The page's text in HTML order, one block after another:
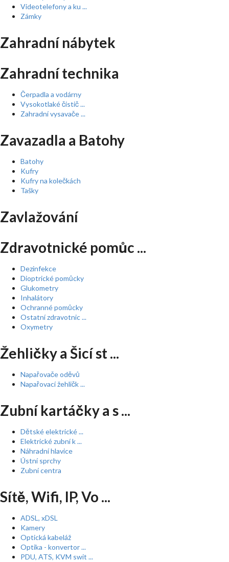
Videotelefony a ku ...
Zámky
Zahradní nábytek
Zahradní technika
Čerpadla a vodárny
Vysokotlaké čistič ...
Zahradní vysavače ...
Zavazadla a Batohy
Batohy
Kufry
Kufry na kolečkách
Tašky
Zavlažování
Zdravotnické pomůc ...
Dezinfekce
Dioptrické pomůcky
Glukometry
Inhalátory
Ochranné pomůcky
Ostatní zdravotnic ...
Oxymetry
Žehličky a Šicí st ...
Napařovače oděvů
Napařovací žehličk ...
Zubní kartáčky a s ...
Dětské elektrické ...
Elektrické zubní k ...
Náhradní hlavice
Ústní sprchy
Zubní centra
Sítě, Wifi, IP, Vo ...
ADSL, xDSL
Kamery
Optická kabeláž
Optika - konvertor ...
PDU, ATS, KVM swit ...